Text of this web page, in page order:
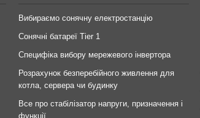
Вибираємо сонячну електростанцію
Сонячні батареї Tier 1
Специфіка вибору мережевого інвертора
Розрахунок безперебійного живлення для
котла, сервера чи будинку
Все про стабілізатор напруги, призначення і
функції